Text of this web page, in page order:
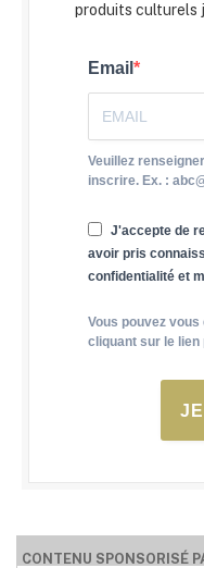
produits culturels
Email
Veuillez
inscrire. Ex. :
J'accepte de
avoir pris
confidentialité et
Vous pouvez
cliquant sur le lien
CONTENU SPONSORISÉ